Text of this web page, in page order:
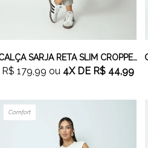
CALÇA SARJA RETA SLIM CROPPED CINZA
R$ 179,99 ou 4XDE R$ 44,99
Comfort